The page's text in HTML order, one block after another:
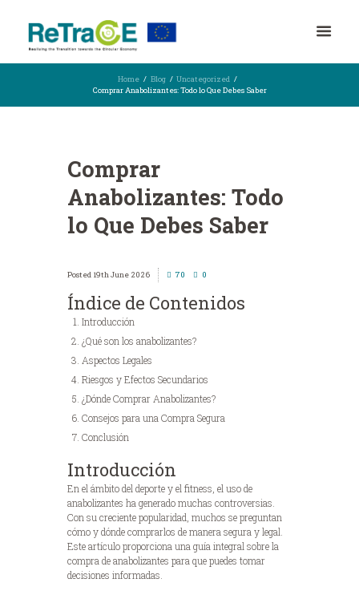
Home Blog
Uncategorized
Comprar Anabolizantes: Todo lo Que Debes Saber
Comprar
Anabolizantes: Todo
lo Que Debes Saber
19th June 2026 70 0
Índice de Contenidos
Introducción
¿Qué son los anabolizantes?
Aspectos Legales
Riesgos y Efectos Secundarios
¿Dónde Comprar Anabolizantes?
Consejos para una Compra Segura
Conclusión
Introducción
En el ámbito del deporte y el fitness, el uso de
anabolizantes ha generado muchas controversias.
Con su creciente popularidad, muchos se preguntan
cómo y dónde comprarlos de manera segura y legal.
Este artículo proporciona una guía integral sobre la
compra de anabolizantes para que puedes tomar
decisiones informadas.